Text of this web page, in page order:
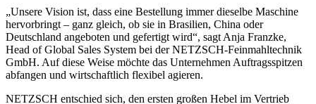
„Unsere Vision ist, dass eine Bestellung immer dieselbe Maschine
hervorbringt – ganz gleich, ob sie in Brasilien, China oder
Deutschland angeboten und gefertigt wird“, sagt Anja Franzke,
Head of Global Sales System bei der NETZSCH-Feinmahltechnik
GmbH. Auf diese Weise möchte das Unternehmen Auftragsspitzen
abfangen und wirtschaftlich flexibel agieren.
NETZSCH entschied sich, den ersten großen Hebel im Vertrieb